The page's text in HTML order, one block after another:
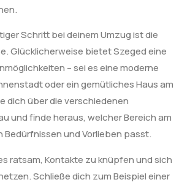
Schritt bei deinem Umzug ist die
Glücklicherweise bietet Szeged eine
– sei es eine moderne
oder ein gemütliches Haus am
dich über die verschiedenen
und finde heraus, welcher Bereich am
Bedürfnissen und Vorlieben passt.
ratsam, Kontakte zu knüpfen und sich
Schließe dich zum Beispiel einer